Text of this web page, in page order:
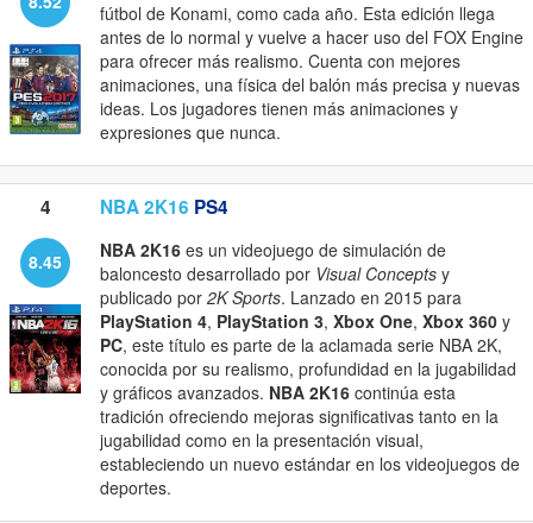
fútbol de Konami, como cada año. Esta edición llega
antes de lo normal y vuelve a hacer uso del FOX Engine
para ofrecer más realismo. Cuenta con mejores
animaciones, una física del balón más precisa y nuevas
ideas. Los jugadores tienen más animaciones y
expresiones que nunca.
4 NBA 2K16 PS4
8.45 NBA 2K16 es un videojuego de simulación de
baloncesto desarrollado por Visual Concepts y
publicado por 2K Sports. Lanzado en 2015 para
PlayStation 4, PlayStation 3, Xbox One, Xbox 360 y
PC, este título es parte de la aclamada serie NBA 2K,
conocida por su realismo, profundidad en la jugabilidad
y gráficos avanzados. NBA 2K16 continúa esta
tradición ofreciendo mejoras significativas tanto en la
jugabilidad como en la presentación visual,
estableciendo un nuevo estándar en los videojuegos de
deportes.